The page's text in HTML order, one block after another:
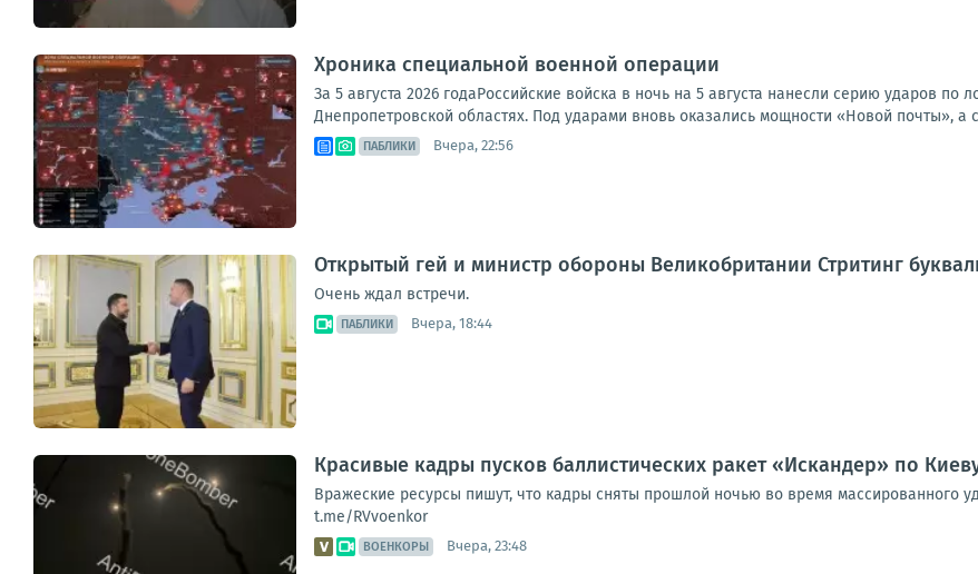
Хроника специальной военной операции
За 5 августа 2026 годаРоссийские войска в ночь на 5 августа нанесли серию ударов по
Днепропетровской областях. Под ударами вновь оказались мощности «Новой почты», а
ПАБЛИКИ Вчера, 22:56
Открытый гей и министр обороны Великобритании Стритинг
Очень ждал встречи.
ПАБЛИКИ Вчера, 18:44
Красивые кадры пусков баллистических ракет «Искандер» по
Вражеские ресурсы пишут, что кадры сняты прошлой ночью во время массированного
t.me/RVvoenkor
ВОЕНКОРЫ Вчера, 23:48